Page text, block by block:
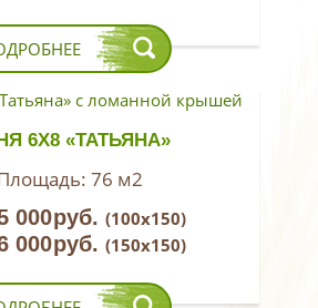
6Х8 «ТАТЬЯНА»
76 м2
000руб. (100х150)
000руб. (150х150)